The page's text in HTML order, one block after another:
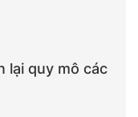
lại quy mô các